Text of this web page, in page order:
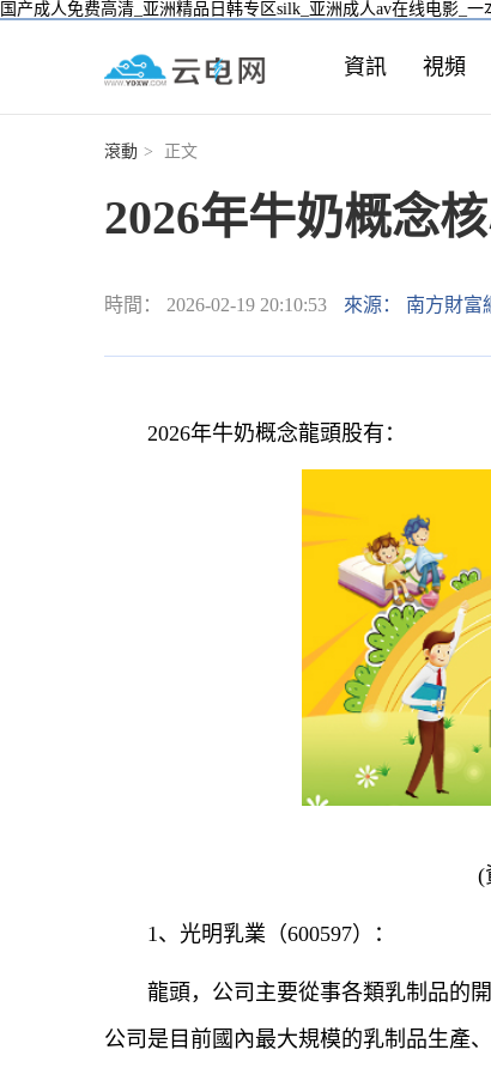
国产成人免费高清_亚洲精品日韩专区silk_亚洲成人av在线电影_一
資訊 視頻
滾動 > 正文
2026年牛奶概念
時間： 2026-02-19 20:10:53 來源： 南方財富
2026年牛奶概念龍頭股有：
(
1、光明乳業（600597）：
龍頭，公司主要從事各類乳制品的
公司是目前國內最大規模的乳制品生產